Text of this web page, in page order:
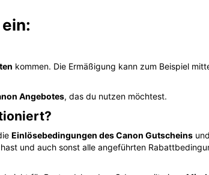
kommen. Die Ermäßigung kann zum Beispiel
Angebotes, das du nutzen möchtest.
Einlösebedingungen des Canon Gutscheins
und auch sonst alle angeführten